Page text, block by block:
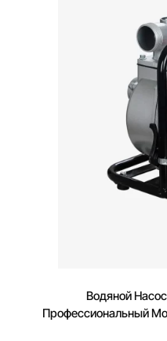
Водяной
Профессиональный